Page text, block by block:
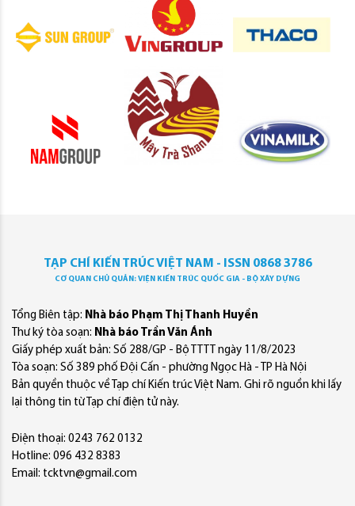
TẠP CHÍ KIẾN TRÚC VIỆT NAM - ISSN 0868 3786
CƠ QUAN CHỦ QUẢN: VIỆN KIẾN TRÚC QUỐC GIA - BỘ XÂY DỰNG
Tổng Biên tập: Nhà báo Phạm Thị Thanh Huyền
Thư ký tòa soạn: Nhà báo Trần Văn Ánh
Giấy phép xuất bản: Số 288/GP - Bộ TTTT ngày 11/8/2023
Tòa soạn: Số 389 phố Đội Cấn - phường Ngọc Hà - TP Hà Nội
Bản quyền thuộc về Tạp chí Kiến trúc Việt Nam. Ghi rõ nguồn khi lấy
lại thông tin từ Tạp chí điện tử này.
Điện thoại: 0243 762 0132
Hotline: 096 432 8383
Email: tcktvn@gmail.com